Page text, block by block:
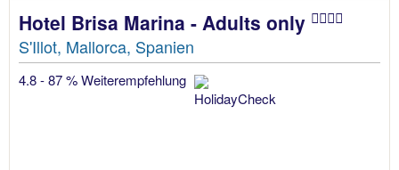
Hotel Brisa Marina - Adults only
S'Illot, Mallorca, Spanien
4.8 - 87 % Weiterempfehlung